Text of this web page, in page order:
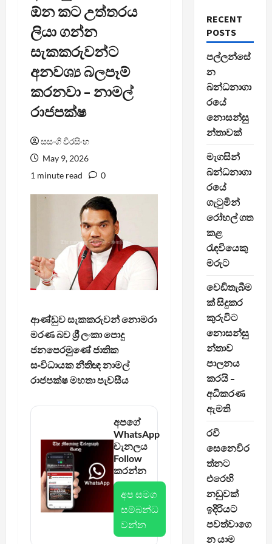
ඕන කට උත්තරය
ලියා ගන්න
සැකකරුවන්ට
අනවශ්‍ය බලපෑම්
කරනවා – නාමල්
රාජපක්ෂ
සසංගි වීරසිංහ
May 9, 2026
1 minute read
0
ආණ්ඩුව සැකකරුවන් නොමරා
මරණ බව ශ්‍රී ලංකා පොදු
ජනපෙරමුණේ ජාතික
සංවිධායක නීතිඥ නාමල්
රාජපක්ෂ මහතා පැවසීය
අපගේ
WhatsApp
චැනලය
Follow
කරන්න
අප සමග
සම්බන්ධ
වන්න
RECENT
POSTS
පල්ලන්සේ
න
බන්ධනාගා
රයේ
නොසන්සු
න්තාවක්
මැගසින්
බන්ධනාගා
රයේ
ගැටුමින්
රෝහල් ගත
කළ
රැඳවියෙකු
මරුට
වෙඩිතැබීම
ක් සිදුකර
කුරුවිට
නොසන්සු
න්තාව
පාලනය
කරයි –
අධිකරණ
ඇමති
රවී
සෙනෙවිර
ත්නට
එරෙහි
නඩුවක්
ඉදිරියට
පවත්වාගෙ
න යාම